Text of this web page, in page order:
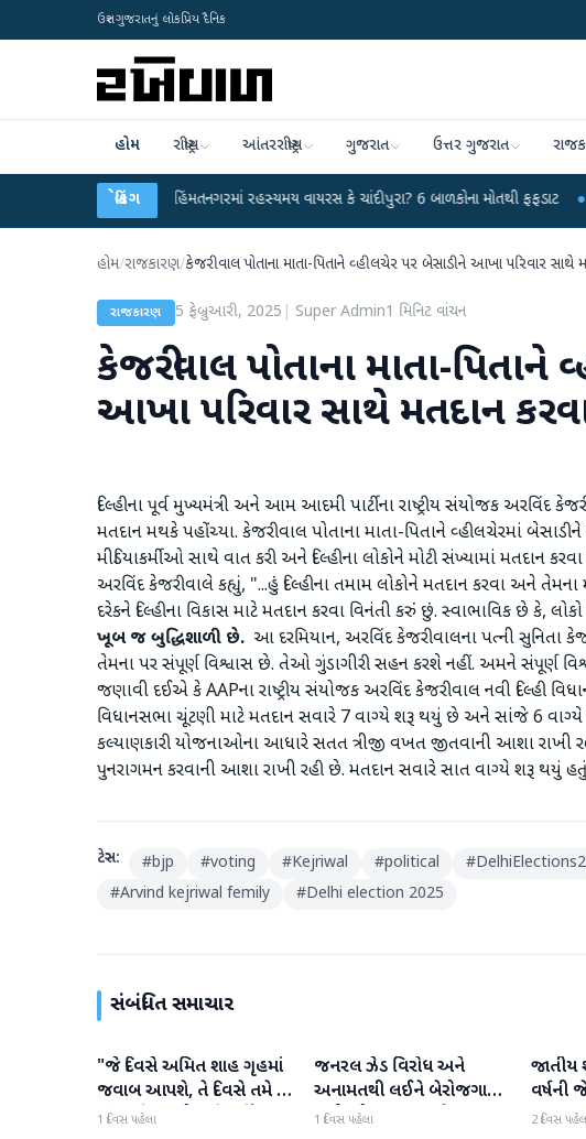
ઉત્તર ગુજરાતનું લોકપ્રિય દૈનિક
હોમ રાષ્ટ્રીય આંતરરાષ્ટ્રીય ગુજરાત ઉત્તર ગુજરાત
બ્રેકિંગ
હિંમતનગરમાં રહસ્યમય વાયરસ કે ચાંદીપુરા? 6 બાળકોના મોતથી ફફડાટ ● હવામાન
હોમ/રાજકારણ/કેજરીવાલ પોતાના માતા-પિતાને વ્હીલચેર પર બેસાડીને આખા પરિવાર સાથે
રાજકારણ 5 ફેબ્રુઆરી, 2025 Super Admin1 મિનિટ વાંચન
કેજરીવાલ પોતાના માતા-પિતાને
આખા પરિવાર સાથે મતદાન
દિલ્હીના પૂર્વ મુખ્યમંત્રી અને આમ આદમી પાર્ટીના રાષ્ટ્રીય સંયોજક અરવિંદ
મતદાન મથકે પહોંચ્યા. કેજરીવાલ પોતાના માતા-પિતાને વ્હીલચેરમાં
મીડિયાકર્મીઓ સાથે વાત કરી અને દિલ્હીના લોકોને મોટી સંખ્યામાં મતદાન
અરવિંદ કેજરીવાલે કહ્યું, "...હું દિલ્હીના તમામ લોકોને મતદાન કરવા અને
દરેકને દિલ્હીના વિકાસ માટે મતદાન કરવા વિનંતી કરું છું. સ્વાભાવિક છે કે,
ખૂબ જ બુદ્ધિશાળી છે. આ દરમિયાન, અરવિંદ કેજરીવાલના પત્ની સુનિતા
તેમના પર સંપૂર્ણ વિશ્વાસ છે. તેઓ ગુંડાગીરી સહન કરશે નહીં. અમને સંપૂર્ણ
જણાવી દઈએ કે AAPના રાષ્ટ્રીય સંયોજક અરવિંદ કેજરીવાલ નવી દિલ્હી
વિધાનસભા ચૂંટણી માટે મતદાન સવારે 7 વાગ્યે શરૂ થયું છે અને સાંજે 6
કલ્યાણકારી યોજનાઓના આધારે સતત ત્રીજી વખત જીતવાની આશા રાખી
પુનરાગમન કરવાની આશા રાખી રહી છે. મતદાન સવારે સાત વાગ્યે શરૂ થયું
ટેગ્સ: #bjp #voting #Kejriwal #political #
#Arvind kejriwal femily #Delhi election 2025
સંબંધિત સમાચાર
રાજકારણ
"જે દિવસે અમિત શાહ ગૃહમાં
જવાબ આપશે, તે દિવસે તમે તે
સાંભળી શકશો નહીં," કિરેન
1 દિવસ પહેલા
રાજકારણ
જનરલ ઝેડ વિરોધ અને
અનામતથી લઈને બેરોજગારી
સુધી, મોહન ભાગવતે બધા
1 દિવસ પહેલા
જાતીય
વર્ષની
બાદ
2 દિવસ